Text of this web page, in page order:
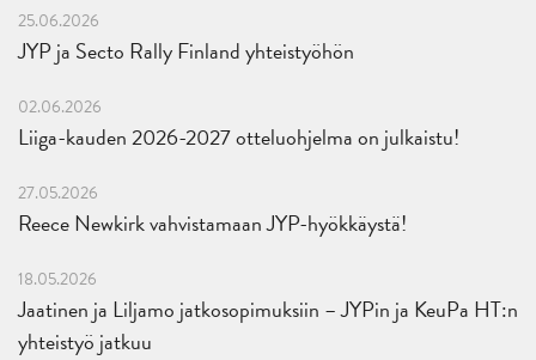
25.06.2026
JYP ja Secto Rally Finland yhteistyöhön
02.06.2026
Liiga-kauden 2026-2027 otteluohjelma on julkaistu!
27.05.2026
Reece Newkirk vahvistamaan JYP-hyökkäystä!
18.05.2026
Jaatinen ja Liljamo jatkosopimuksiin – JYPin ja KeuPa HT:n
yhteistyö jatkuu